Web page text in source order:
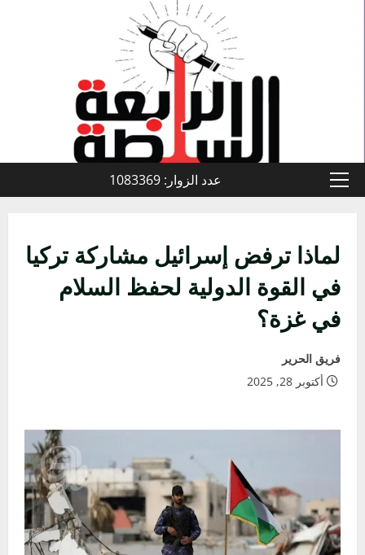
القائمة
عدد الزوار: 1083369
لماذا ترفض إسرائيل مشاركة تركيا
في القوة الدولية لحفظ السلام
في غزة؟
فريق الحرير
أكتوبر 28, 2025